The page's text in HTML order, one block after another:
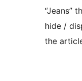
“Jeans”
hide /
the